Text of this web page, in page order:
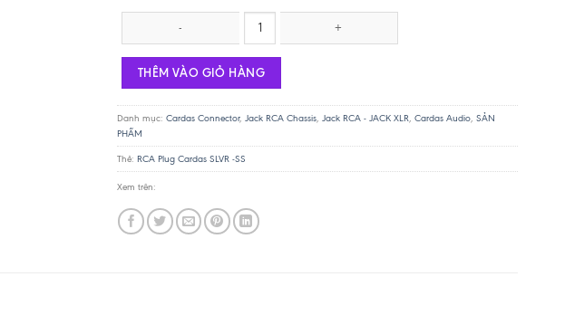
RCA chassis Cardas CTFA số lượng
THÊM VÀO GIỎ HÀNG
Danh mục: Cardas Connector, Jack RCA Chassis, Jack RCA - JACK XLR, Cardas Audio, SẢN
PHẨM
Thẻ: RCA Plug Cardas SLVR -SS
Xem trên: